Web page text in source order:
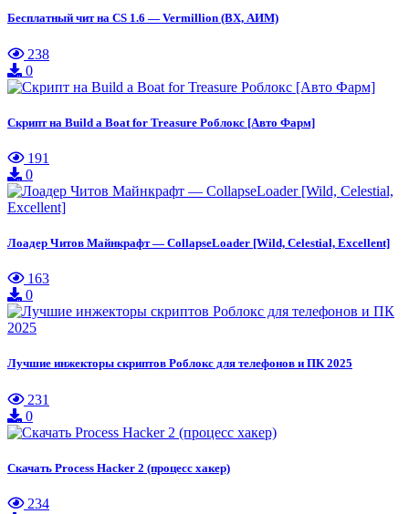
Бесплатный чит на CS 1.6 — Vermillion (ВХ, АИМ)
238
0
Скрипт на Build a Boat for Treasure Роблокс [Авто Фарм]
191
0
Лоадер Читов Майнкрафт — CollapseLoader [Wild, Celestial, Excellent]
163
0
Лучшие инжекторы скриптов Роблокс для телефонов и ПК 2025
231
0
Скачать Process Hacker 2 (процесс хакер)
234